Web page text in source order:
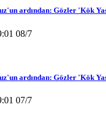
ardından: Gözler 'Kök
08/7
ardından: Gözler 'Kök
07/7